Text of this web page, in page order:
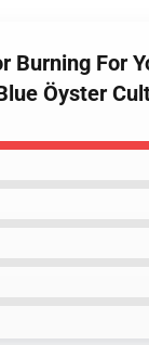
Burning For
Öyster